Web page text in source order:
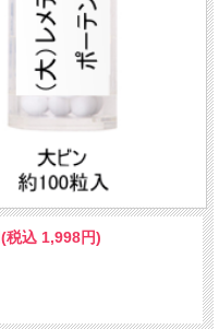
(税込 1,998円)